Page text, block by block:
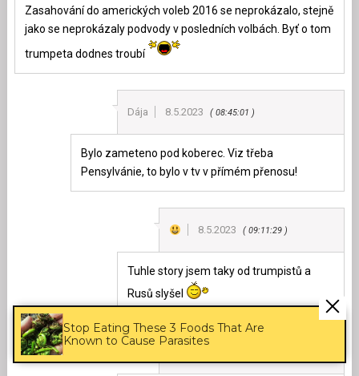
Zasahování do amerických voleb 2016 se neprokázalo, stejně
jako se neprokázaly podvody v posledních volbách. Byť o tom
trumpeta dodnes troubí
Dája 8.5.2023 08:45:01
Bylo zameteno pod koberec. Viz třeba
Pensylvánie, to bylo v tv v přímém přenosu!
8.5.2023 09:11:29
Tuhle story jsem taky od trumpistů a
Rusů slyšel
Stop Eating These 3 Foods That Are
Known to Cause Parasites